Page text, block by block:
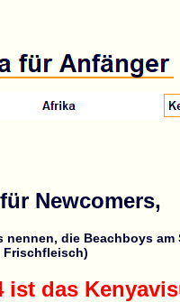
Newcomers,
die Beachboys
Frischfleisch)
ist das